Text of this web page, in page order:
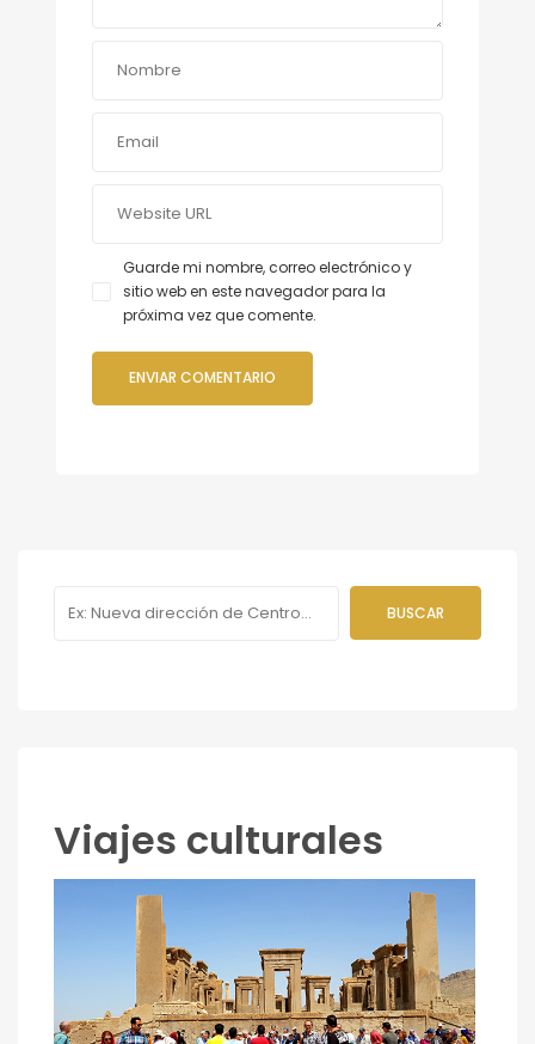
Guarde mi nombre, correo electrónico y
sitio web en este navegador para la
próxima vez que comente.
Viajes culturales